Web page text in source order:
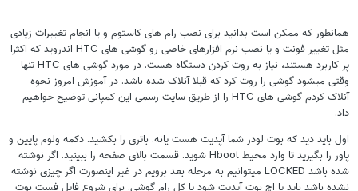
همانطور که ممکن است بدانید برای نصب رام های کاستوم و یا انجام تغییرات زیادی
مثل تغییر فونت و یا نصب نرم افزارهای خاصی رو گوشی های HTC اندروید که اکثرا
پر کاربرد هستند، نیاز به روت کردن دستگاه هست. در مورد گوشی های HTC تنها
وقتی میشود گوشی را روت کرد که قبلا آنلاک شده باشد. در آموزش امروز نحوه
آنلاک کردم گوشی های HTC را از طریق سایت رسمی این کمپانی توضیح خواهیم
داد.
اول باید دید که بوت لودر شما آپدیت هست یانه. باتری را بکشید. دکمه ولوم پایین و
پاور را بگیرید تا وارد محیط Hboot شوید. قسمت بالای صفحه را ببینید. اگر نوشته
شده باشد LOCKED میتوانیم به مرحله بعد برویم در غیر اینصورت اگر چیزی نوشته
نشده باشد باید یا اچ بوت آپدیت شود یا کل رام گوشی. برای شروع فایل فست بوت